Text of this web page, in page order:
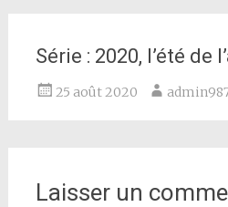
Série : 2020, l’été de
25 août 2020
Laisser un